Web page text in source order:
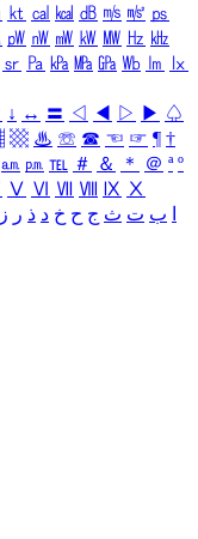
㏏ ㎈ ㎉ ㏈ ㎧ ㎨ ㎰
㎺ ㎻ ㎽ ㎾ ㎿ ㎐ ㎑
㏛ ㎩ ㎪ ㎫ ㎬ ㏝ ㏐
㏓
↓ ↔ 〓 ◁ ◀ ▷ ▶ ♤
▩ ♨ ☏ ☎ ☜ ☞ ¶ †
㏂ ㏘ ℡ ＃ ＆ ＊ ＠ ª º
Ⅴ Ⅵ Ⅶ Ⅷ Ⅸ Ⅹ
ب ت ث ج ح خ د ذ ر ز